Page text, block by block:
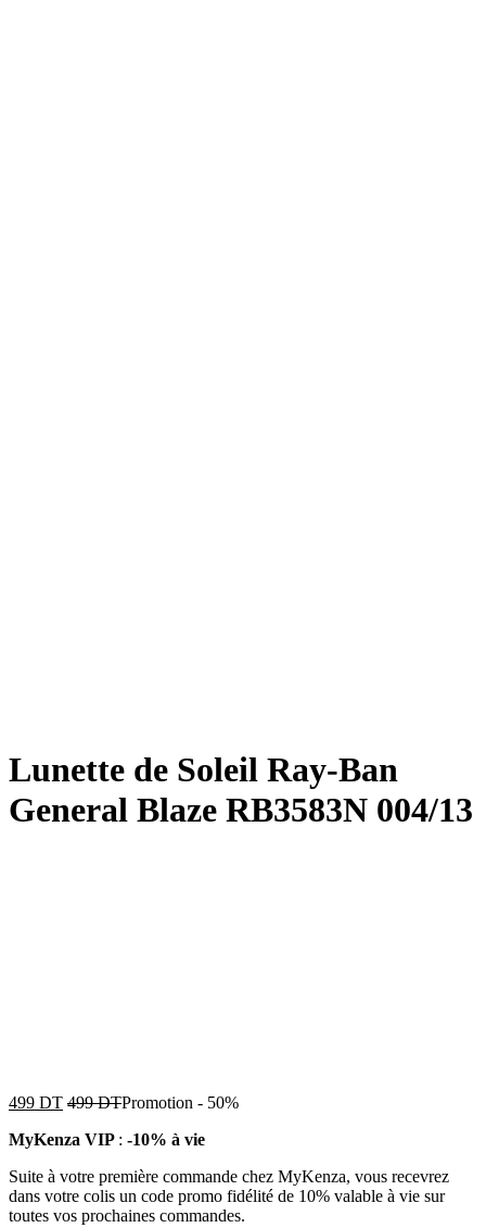
Lunette de Soleil Ray-Ban
General Blaze RB3583N 004/13
499 DT 499DTPromotion - 50%
MyKenza VIP : -10% à vie
Suite à votre première commande chez MyKenza, vous recevrez
dans votre colis un code promo fidélité de 10% valable à vie sur
toutes vos prochaines commandes.